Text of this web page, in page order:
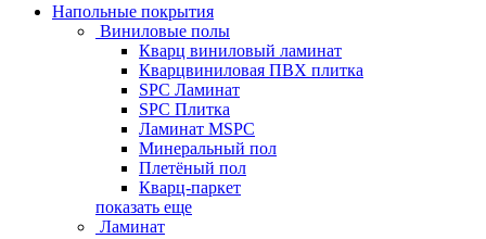
Напольные покрытия
Виниловые полы
Кварц виниловый ламинат
Кварцвиниловая ПВХ плитка
SPC Ламинат
SPC Плитка
Ламинат MSPC
Минеральный пол
Плетёный пол
Кварц-паркет
показать еще
Ламинат